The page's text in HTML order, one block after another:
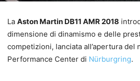
La Aston Martin DB11 AMR 2018
dimensione di dinamismo e delle
competizioni, lanciata all’apertura del
Performance Center di Nürburgring.